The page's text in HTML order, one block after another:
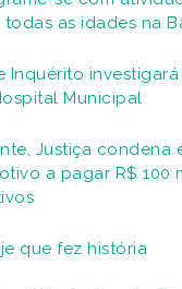
as idades na
Inquérito
Municipal
Justiça condena
a pagar R$ 100
que fez história